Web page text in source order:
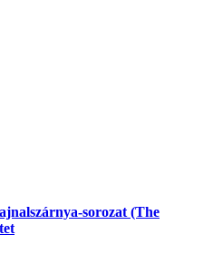
sorozat (The